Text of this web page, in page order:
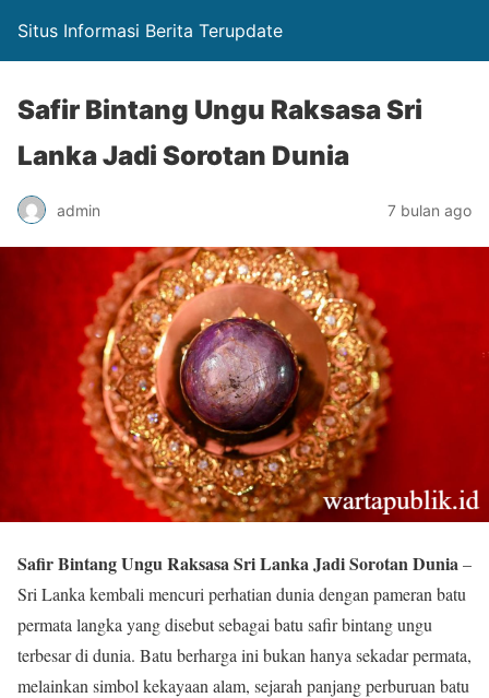
Situs Informasi Berita Terupdate
Safir Bintang Ungu Raksasa Sri
Lanka Jadi Sorotan Dunia
admin 7 bulan ago
Safir Bintang Ungu Raksasa Sri Lanka Jadi Sorotan Dunia–
Sri Lanka kembali mencuri perhatian dunia dengan pameran batu
permata langka yang disebut sebagai batu safir bintang ungu
terbesar di dunia. Batu berharga ini bukan hanya sekadar permata,
melainkan simbol kekayaan alam, sejarah panjang perburuan batu